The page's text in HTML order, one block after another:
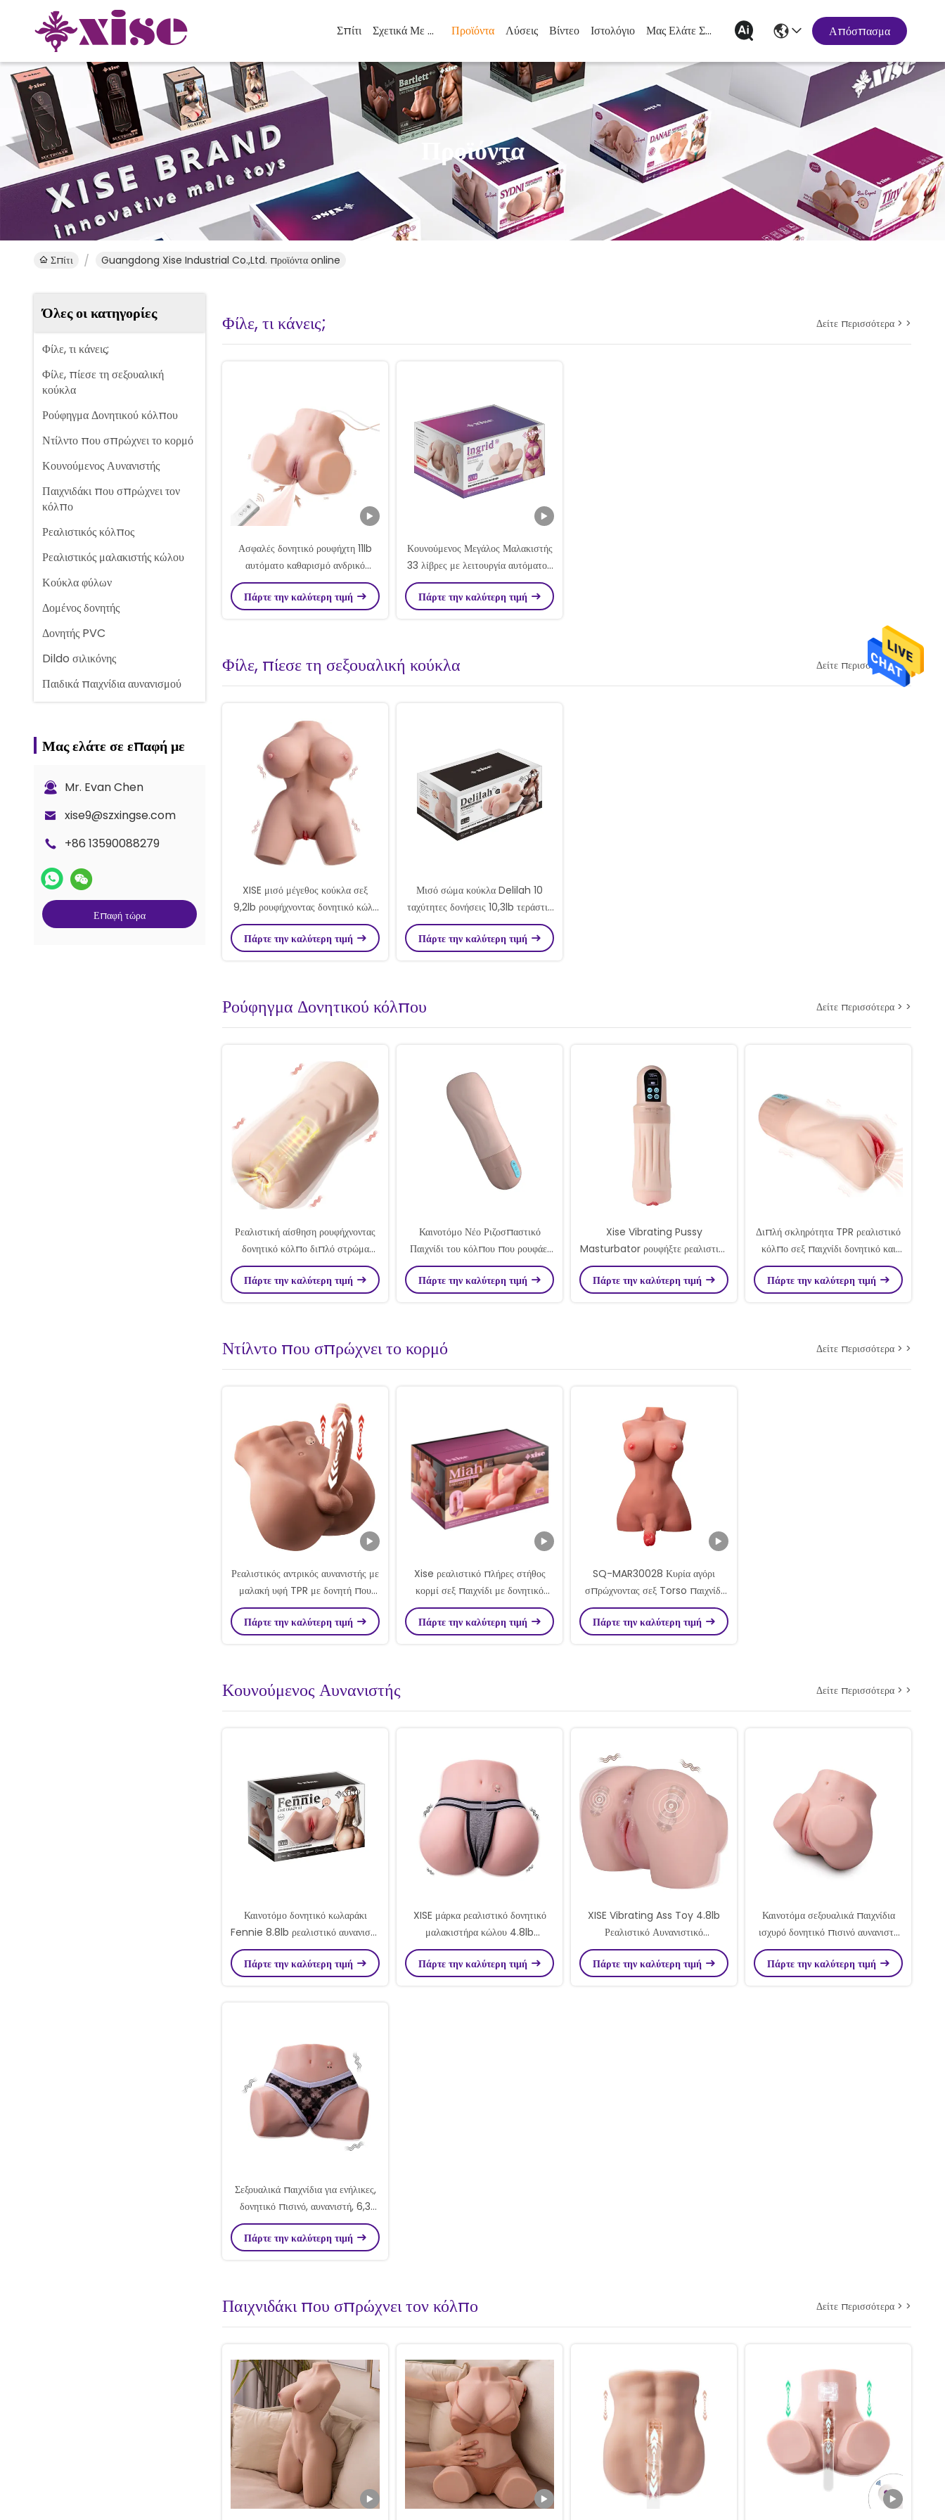
Σπίτι Σχετικά Με Εμάς Προϊόντα Λύσεις Βίντεο Ιστολόγιο Μας Ελάτε Σε Επαφή Με Απόσπασμα
Προϊόντα
Σπίτι Guangdong Xise Industrial Co.,Ltd. προϊόντα online
Όλες οι κατηγορίες
Φίλε, τι κάνεις;
Φίλε, πίεσε τη σεξουαλική
κούκλα
Ρούφηγμα Δονητικού κόλπου
Ντίλντο που σπρώχνει το κορμό
Κουνούμενος Αυνανιστής
Παιχνιδάκι που σπρώχνει τον
κόλπο
Ρεαλιστικός κόλπος
Ρεαλιστικός μαλακιστής κώλου
Κούκλα φύλων
Δομένος δονητής
Δονητής PVC
Dildo σιλικόνης
Παιδικά παιχνίδια αυνανισμού
Μας ελάτε σε επαφή με
Mr. Evan Chen
xise9@szxingse.com
+86 13590088279
Επαφή τώρα
Φίλε, τι κάνεις; Δείτε περισσότερα > >
Ασφαλές δονητικό ρουφήχτη 11lb
αυτόματο καθαρισμό ανδρικό
μαλακιστήρας μαλακία σεξ
Πάρτε την καλύτερη τιμή
Κουνούμενος Μεγάλος Μαλακιστής
33 λίβρες με λειτουργία αυτόματου
καθαρισμού.
Πάρτε την καλύτερη τιμή
Φίλε, πίεσε τη σεξουαλική κούκλα Δείτε περισσότερα > >
XISE μισό μέγεθος κούκλα σεξ
9,2lb ρουφήχνοντας δονητικό κώλο
κούκλα σεξ αρσενικό αυνανιστή
Πάρτε την καλύτερη τιμή
Μισό σώμα κούκλα Delilah 10
ταχύτητες δονήσεις 10,3lb τεράστια
στήθος και πρωκτικό καινοτόμα
παιχνίδια
Πάρτε την καλύτερη τιμή
Ρούφηγμα Δονητικού κόλπου Δείτε περισσότερα > >
Ρεαλιστική αίσθηση ρουφήχνοντας
δονητικό κόλπο διπλό στρώμα
ενήλικες μουνί Stroker παιχνίδι
Πάρτε την καλύτερη τιμή
Καινοτόμο Νέο Ριζοσπαστικό
Παιχνίδι του κόλπου που ρουφάει
Δύο στρώσεις Αίσθηση λαβής
Πάρτε την καλύτερη τιμή
Xise Vibrating Pussy
Masturbator ρουφήξτε ρεαλιστικό
κόλπο διπλά στρώματα με ισχυρή
αίσθηση για τους άνδρες
Πάρτε την καλύτερη τιμή
Διπλή σκληρότητα TPR ρεαλιστικό
κόλπο σεξ παιχνίδι δονητικό και
πίεση κόλπου
Πάρτε την καλύτερη τιμή
Ντίλντο που σπρώχνει το κορμό Δείτε περισσότερα > >
Ρεαλιστικός αντρικός αυνανιστής με
μαλακή υφή TPR με δονητή που
σπρώχνει και δονείται
Πάρτε την καλύτερη τιμή
Xise ρεαλιστικό πλήρες στήθος
κορμί σεξ παιχνίδι με δονητικό
σπρώξιμο Dildo Super Lifelike
δέρμα αισθάνονται
Πάρτε την καλύτερη τιμή
SQ-MAR30028 Κυρία αγόρι
σπρώχνοντας σεξ Torso παιχνίδι
με μεγάλα στήθη διπλή
ευχαρίστηση
Πάρτε την καλύτερη τιμή
Κουνούμενος Αυνανιστής Δείτε περισσότερα > >
Καινοτόμο δονητικό κωλαράκι
Fennie 8.8lb ρεαλιστικό αυνανιστή
σεξ παιχνίδια
Πάρτε την καλύτερη τιμή
XISE μάρκα ρεαλιστικό δονητικό
μαλακιστήρα κώλου 4.8lb
Roberta σεξ μαλακιστήρα 10
ταχύτητες
Πάρτε την καλύτερη τιμή
XISE Vibrating Ass Toy 4.8lb
Ρεαλιστικό Αυνανιστικό
Αυνανιστικό Αυνανιστικό
Αυνανιστικό για Άνδρες
Πάρτε την καλύτερη τιμή
Καινοτόμα σεξουαλικά παιχνίδια
ισχυρό δονητικό πισινό αυνανιστή
7.9lb Αδιάβροχη ευχαρίστηση για
τον άνδρα
Πάρτε την καλύτερη τιμή
Σεξουαλικά παιχνίδια για ενήλικες,
δονητικό πισινό, αυνανιστή, 6,3
λίβρες, με υφή, διέγερση καναλιών
για άντρες.
Πάρτε την καλύτερη τιμή
Παιχνιδάκι που σπρώχνει τον κόλπο Δείτε περισσότερα > >